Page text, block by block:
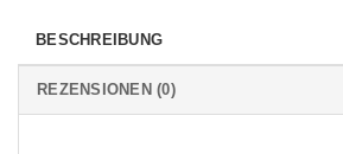
BESCHREIBUNG
REZENSIONEN (0)